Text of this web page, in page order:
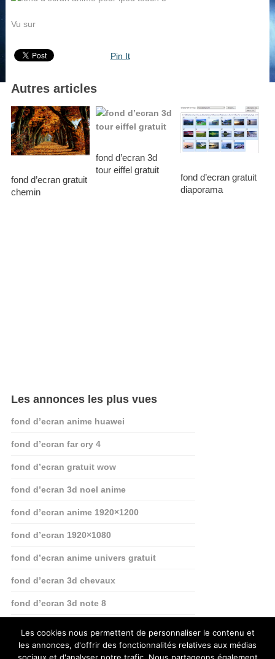
Vu sur
Pin It
Autres articles
fond d’ecran gratuit
chemin
fond d’ecran 3d
tour eiffel gratuit
fond d’ecran gratuit
diaporama
Les annonces les plus vues
fond d’ecran anime huawei
fond d’ecran far cry 4
fond d’ecran gratuit wow
fond d’ecran 3d noel anime
fond d’ecran anime 1920×1200
fond d’ecran 1920×1080
fond d’ecran anime univers gratuit
fond d’ecran 3d chevaux
fond d’ecran 3d note 8
Les cookies nous permettent de personnaliser le contenu et
les annonces, d'offrir des fonctionnalités relatives aux médias